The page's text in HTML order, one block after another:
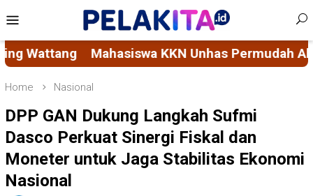
to
content
Menu
Unhas Permudah Akses Layanan Sosial
Home Nasional
DPP GAN Dukung Langkah Sufmi
Dasco Perkuat Sinergi Fiskal dan
Moneter untuk Jaga Stabilitas Ekonomi
Nasional